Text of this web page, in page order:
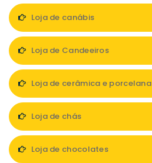
Loja de canábis
Loja de Candeeiros
Loja de cerâmica e porcelana
Loja de chás
Loja de chocolates